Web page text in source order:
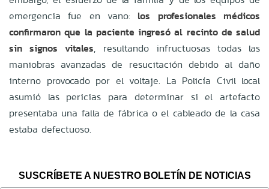
emergencia fue en vano: los profesionales médicos
confirmaron que la paciente ingresó al recinto de salud
sin signos vitales, resultando infructuosas todas las
maniobras avanzadas de resucitación debido al daño
interno provocado por el voltaje. La Policía Civil local
asumió las pericias para determinar si el artefacto
presentaba una falla de fábrica o el cableado de la casa
estaba defectuoso.
SUSCRÍBETE A NUESTRO BOLETÍN DE NOTICIAS